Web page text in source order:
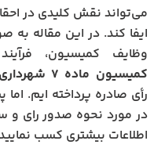
می‌تواند نقش کلیدی در
ایفا کند. در این مقاله به
وظایف کمیسیون،
کمیسیون ماده ۷ شهرداری
رأی صادره پرداخته‌ ایم.
در مورد نحوه صدور رای و
اطلاعات بیشتری کسب